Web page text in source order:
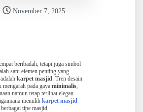
November 7, 2025
beribadah, tetapi juga simbol
satu elemen penting yang
karpet masjid. Tren desain
pada gaya minimalis,
namun tetap terlihat elegan.
memilih karpet masjid
tipe masjid.